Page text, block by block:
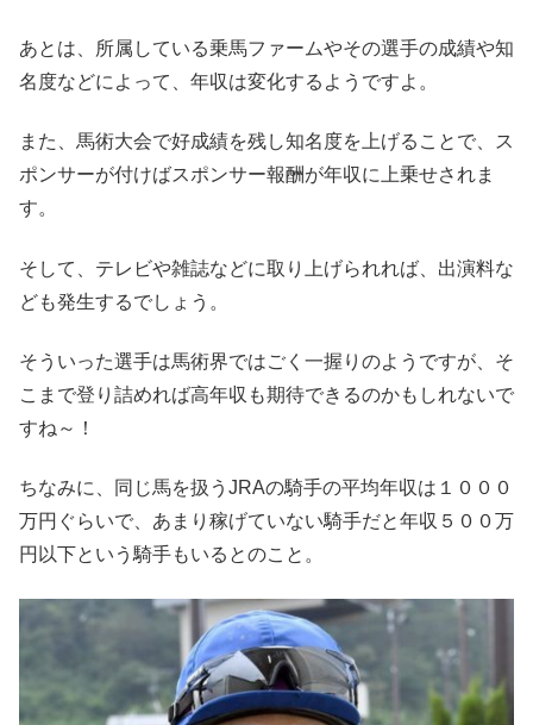
あとは、所属している乗馬ファームやその選手の成績や知
名度などによって、年収は変化するようですよ。
また、馬術大会で好成績を残し知名度を上げることで、ス
ポンサーが付けばスポンサー報酬が年収に上乗せされま
す。
そして、テレビや雑誌などに取り上げられれば、出演料な
ども発生するでしょう。
そういった選手は馬術界ではごく一握りのようですが、そ
こまで登り詰めれば高年収も期待できるのかもしれないで
すね～！
ちなみに、同じ馬を扱うJRAの騎手の平均年収は１０００
万円ぐらいで、あまり稼げていない騎手だと年収５００万
円以下という騎手もいるとのこと。